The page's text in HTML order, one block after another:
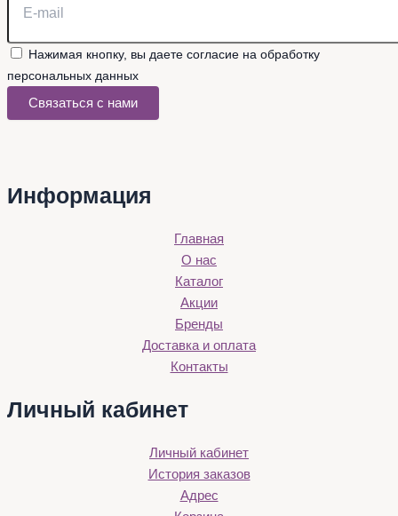
Нажимая кнопку, вы даете согласие на обработку
персональных данных
Связаться с нами
Информация
Главная
О нас
Каталог
Акции
Бренды
Доставка и оплата
Контакты
Личный кабинет
Личный кабинет
История заказов
Адрес